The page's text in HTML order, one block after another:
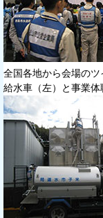
全国各地から会場の
給水車（左）と事業体